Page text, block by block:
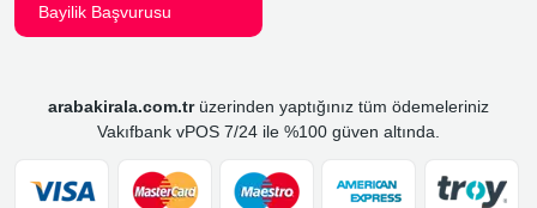
Bayilik Başvurusu
arabakirala.com.trüzerinden yaptığınız tüm ödemeleriniz
Vakıfbank vPOS 7/24 ile %100 güven altında.